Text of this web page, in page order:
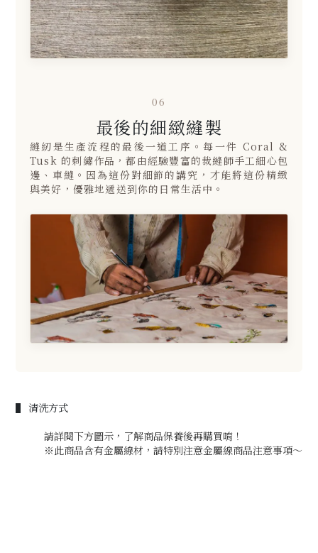
06
最後的細緻縫製
縫紉是生產流程的最後一道工序。每一件 Coral &
Tusk 的刺繡作品，都由經驗豐富的裁縫師手工細心包
邊、車縫。因為這份對細節的講究，才能將這份精緻
與美好，優雅地遞送到你的日常生活中。
▌ 清洗方式
請詳閱下方圖示，了解商品保養後再購買唷！
※此商品含有金屬線材，請特別注意金屬線商品注意事項～